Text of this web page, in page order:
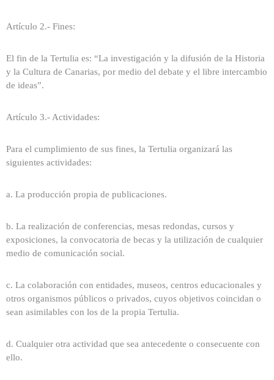
Artículo 2.- Fines:
El fin de la Tertulia es: “La investigación y la difusión de la Historia
y la Cultura de Canarias, por medio del debate y el libre intercambio
de ideas”.
Artículo 3.- Actividades:
Para el cumplimiento de sus fines, la Tertulia organizará las
siguientes actividades:
a. La producción propia de publicaciones.
b. La realización de conferencias, mesas redondas, cursos y
exposiciones, la convocatoria de becas y la utilización de cualquier
medio de comunicación social.
c. La colaboración con entidades, museos, centros educacionales y
otros organismos públicos o privados, cuyos objetivos coincidan o
sean asimilables con los de la propia Tertulia.
d. Cualquier otra actividad que sea antecedente o consecuente con
ello.